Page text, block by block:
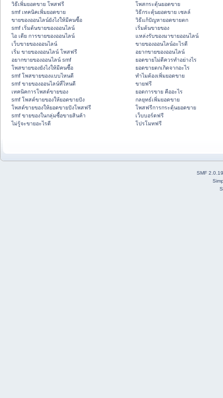
วิธีเพิ่มยอดขาย โพสฟรี
smf เทคนิคเพิ่มยอดขาย
ขายของออนไลน์ยังไงให้มีคนซื้อ
smf เริ่มต้นขายของออนไลน์
ไอ เดีย การขายของออนไลน์
เว็บขายของออนไลน์
เริ่ม ขายของออนไลน์ โพสฟรี
อยากขายของออนไลน์ smf
โพสขายของยังไงให้มีคนซื้อ
smf โพสขายของแบบไหนดี
smf ขายของออนไลน์ที่ไหนดี
เทคนิคการโพสต์ขายของ
smf โพสต์ขายของให้ยอดขายปัง
โพสต์ขายของให้ยอดขายปังโพสฟรี
smf ขายของในกลุ่มซื้อขายสินค้า
ไม่รู้จะขายอะไรดี
โพสกระตุ้นยอดขาย
วิธีกระตุ้นยอดขาย เซลล์
วิธีแก้ปัญหายอดขายตก
เริ่มต้นขายของ
แหล่งรับของมาขายออนไลน์
ขายของออนไลน์อะไรดี
อยากขายของออนไลน์
ยอดขายไม่ดีควรทำอย่างไร
ยอดขายตกเกิดจากอะไร
ทำไมต้องเพิ่มยอดขาย
ขายฟรี
ยอดการขาย คืออะไร
กลยุทธ์เพิ่มยอดขาย
โพสฟรีการกระตุ้นยอดขาย
เว็บบอร์ดฟรี
โปรโมทฟรี
SMF 2.0.19